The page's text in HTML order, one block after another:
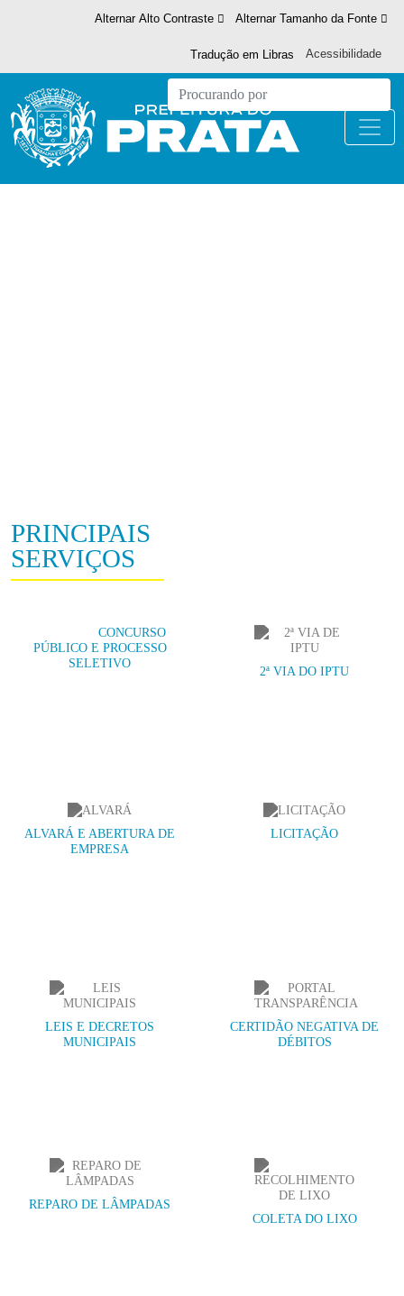
Alternar Alto Contraste Alternar Tamanho da Fonte
Acessibilidade
Tradução em Libras
PRINCIPAIS
SERVIÇOS
CONCURSO
PÚBLICO E PROCESSO
SELETIVO
2ª VIA DO IPTU
ALVARÁ E ABERTURA DE
EMPRESA
LICITAÇÃO
LEIS E DECRETOS
MUNICIPAIS
CERTIDÃO NEGATIVA DE
DÉBITOS
REPARO DE LÂMPADAS
COLETA DO LIXO